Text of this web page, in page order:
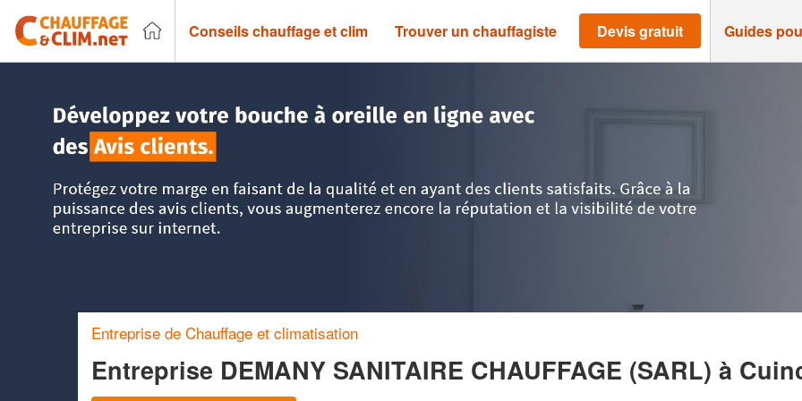
Conseils chauffage et clim Trouver un chauffagiste Devis gratuit Guides
Entreprise de Chauffage et climatisation
Entreprise DEMANY SANITAIRE CHAUFFAGE (SARL) à